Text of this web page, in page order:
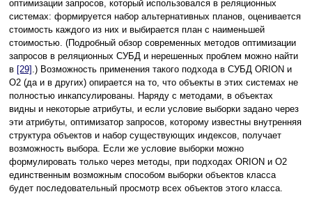
оптимизации запросов, который использовался в реляционных
системах: формируется набор альтернативных планов, оценивается
стоимость каждого из них и выбирается план с наименьшей
стоимостью. (Подробный обзор современных методов оптимизации
запросов в реляционных СУБД и нерешенных проблем можно найти
в [29] .) Возможность применения такого подхода в СУБД ORION и
O2 (да и в других) опирается на то, что объекты в этих системах не
полностью инкапсулированы. Наряду с методами, в объектах
видны и некоторые атрибуты, и если условие выборки задано через
эти атрибуты, оптимизатор запросов, которому известны внутренняя
структура объектов и набор существующих индексов, получает
возможность выбора. Если же условие выборки можно
формулировать только через методы, при подходах ORION и O2
единственным возможным способом выборки объектов класса
будет последовательный просмотр всех объектов этого класса.